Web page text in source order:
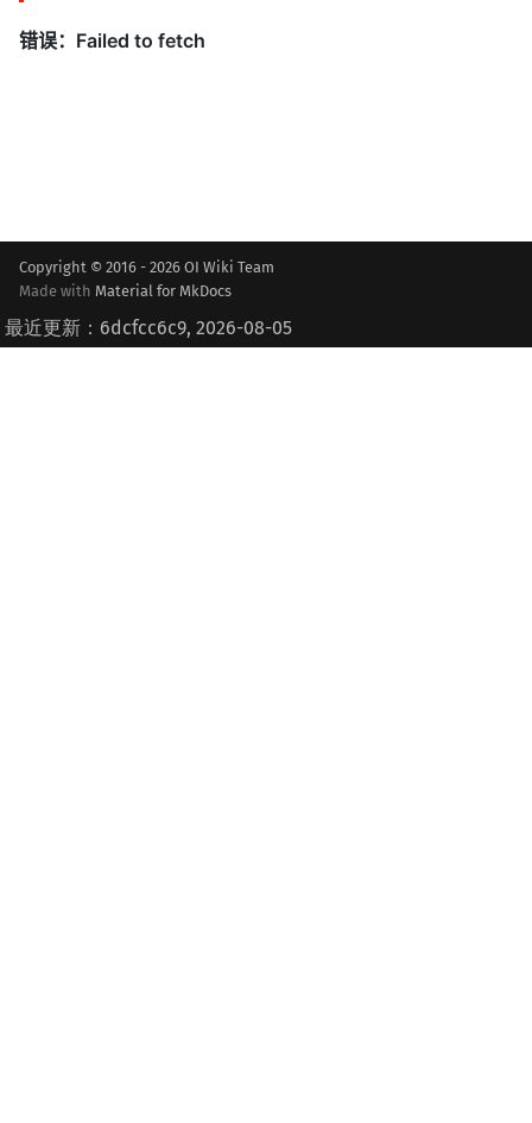
Copyright © 2016 - 2026 OI Wiki Team
Made with Material for MkDocs
最近更新：6dcfcc6c9, 2026-08-05